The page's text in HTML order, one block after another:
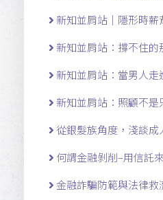
新知並肩站｜隱形時薪
新知並肩站：撐不住的
新知並肩站：當男人走
新知並肩站：照顧不是
從銀髮族角度，淺談成
何謂金融剝削–用信託
金融詐騙防範與法律救